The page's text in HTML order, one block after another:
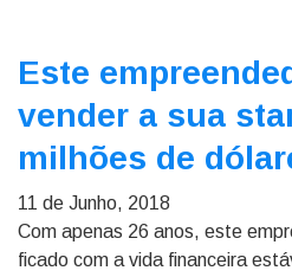
Este
vender a sua
milhões de
11 de Junho, 2018
Com apenas 26 anos, este
ficado com a vida financeira